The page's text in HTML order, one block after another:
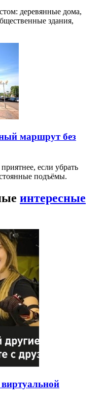
деревянные дома,
здания,
маршрут без
если убрать
подъёмы.
интересные